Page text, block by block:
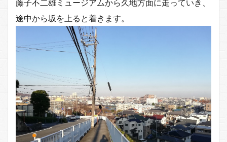
藤子不二雄ミュージアムから久地方面に走っていき、
途中から坂を上ると着きます。